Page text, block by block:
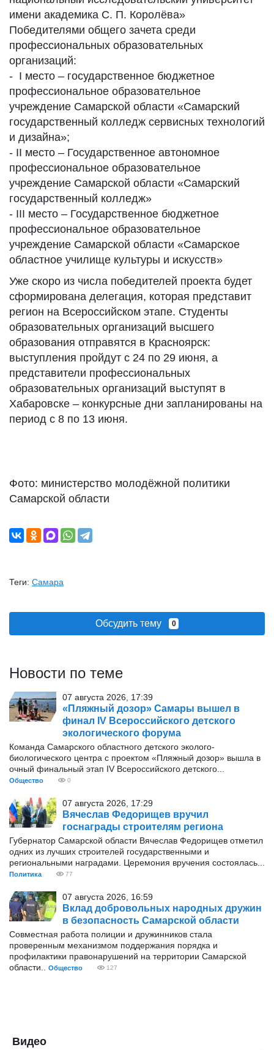
имени академика С. П. Королёва»
Победителями общего зачета среди
профессиональных образовательных
организаций:
- I место – государственное бюджетное
профессиональное образовательное
учреждение Самарской области «Самарский
государственный колледж сервисных технологий
и дизайна»;
- II место – Государственное автономное
профессиональное образовательное
учреждение Самарской области «Самарский
государственный колледж»
- III место – Государственное бюджетное
профессиональное образовательное
учреждение Самарской области «Самарское
областное училище культуры и искусств»
Уже скоро из числа победителей проекта будет
сформирована делегация, которая представит
регион на Всероссийском этапе. Студенты
образовательных организаций высшего
образования отправятся в Красноярск:
выступления пройдут с 24 по 29 июня, а
представители профессиональных
образовательных организаций выступят в
Хабаровске – конкурсные дни запланированы на
период с 8 по 13 июня.
Фото: министерство молодёжной политики
Самарской области
Теги: Самара
Обсудить тему 0
Новости по теме
07 августа 2026, 17:39
«Пляжный дозор» Самары вышел в
финал IV Всероссийского детского
экологического форума
Команда Самарского областного детского эколого-
биологического центра с проектом «Пляжный дозор» вышла в
очный финальный этап IV Всероссийского детского...
Общество 0
07 августа 2026, 17:29
Вячеслав Федорищев вручил
госнаграды строителям региона
Губернатор Самарской области Вячеслав Федорищев отметил
одних из лучших строителей государственными и
региональными наградами. Церемония вручения состоялась...
Политика 77
07 августа 2026, 16:59
Вклад добровольных народных дружин
в безопасность Самарской области
Совместная работа полиции и дружинников стала
проверенным механизмом поддержания порядка и
профилактики правонарушений на территории Самарской
области..
Общество 127
Видео